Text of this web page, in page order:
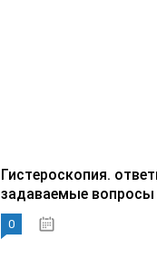
Гистероскопия.
задаваемые вопросы
0